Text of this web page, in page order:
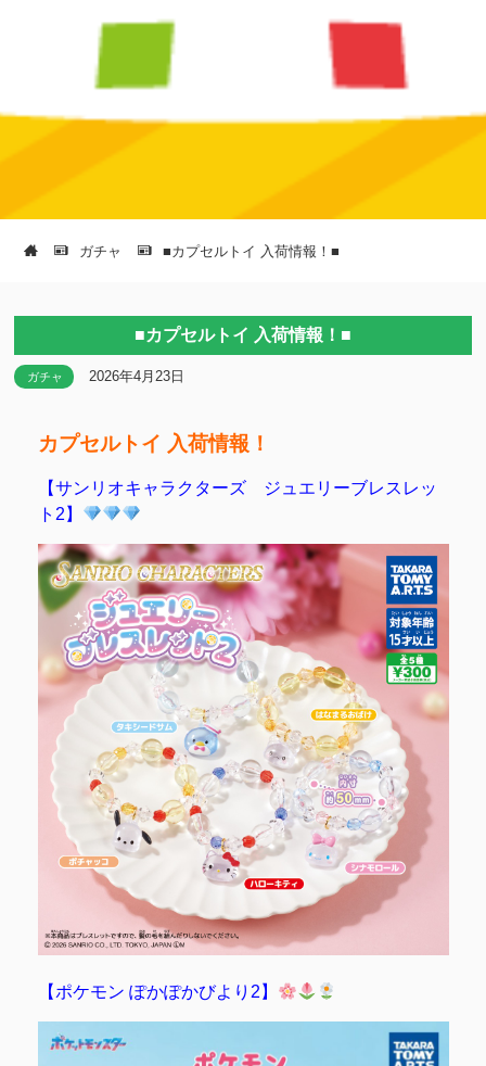
ガチャ ■カプセルトイ 入荷情報！■
■カプセルトイ 入荷情報！■
ガチャ 2026年4月23日
カプセルトイ 入荷情報！
【サンリオキャラクターズ ジュエリーブレスレッ
ト2】
【ポケモン ぽかぽかびより2】